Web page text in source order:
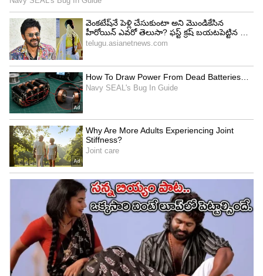
క్రేజ్ ఉన్నది జూనియర్ ఎన్టీఆర్ కే. ఆ భయం
టిడిపిలో ఉంటుంది.
5
6
జూనియర్ ఎన్టీఆర్ ఒక్కసారి నేను రాజకీయాల్లోకి
వస్తున్నాను అని ప్రకటన చేస్తే.. టిడిపి ఓవర్ నైట్ లో ఫినిష్
అయిపోతుంది అని వర్మ సంచలన వ్యాఖ్యలు చేశారు.
చంద్రబాబు, లోకేష్ కి ఇక ఏమీ మిగలదు అని వర్మ అన్నారు.
బహుశా ఆ భయంతోనే జూ.ఎన్టీఆర్ పై ద్వేషం పెంచుకుని